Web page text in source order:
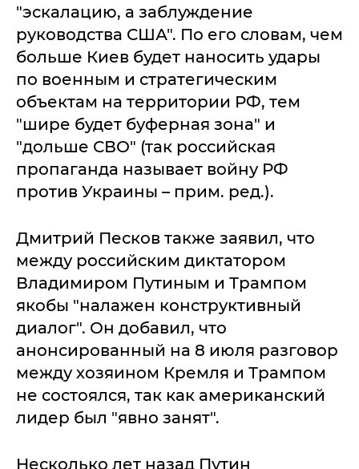
"эскалацию, а заблуждение
руководства США". По его словам, чем
больше Киев будет наносить удары
по военным и стратегическим
объектам на территории РФ, тем
"шире будет буферная зона" и
"дольше СВО" (так российская
пропаганда называет войну РФ
против Украины – прим. ред.).
Дмитрий Песков также заявил, что
между российским диктатором
Владимиром Путиным и Трампом
якобы "налажен конструктивный
диалог". Он добавил, что
анонсированный на 8 июля разговор
между хозяином Кремля и Трампом
не состоялся, так как американский
лидер был "явно занят".
Несколько лет назад Путин